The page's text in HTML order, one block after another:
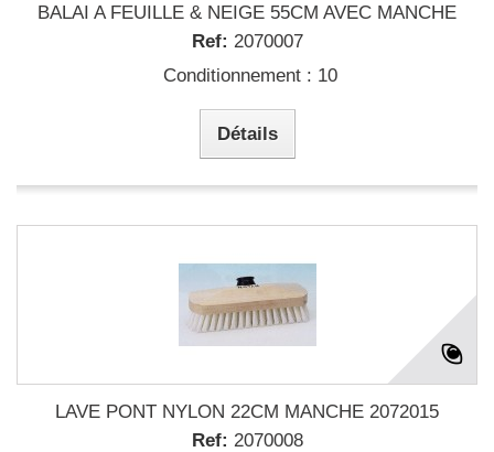
BALAI A FEUILLE & NEIGE 55CM AVEC MANCHE
Ref: 2070007
Conditionnement : 10
Détails
LAVE PONT NYLON 22CM MANCHE 2072015
Ref: 2070008